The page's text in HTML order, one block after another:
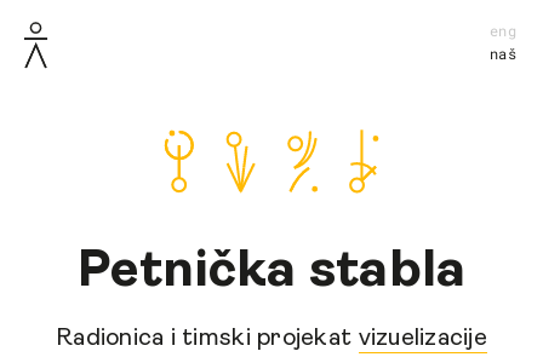
eng
naš
Petnička stabla
Radionica i timski projekat vizuelizacije